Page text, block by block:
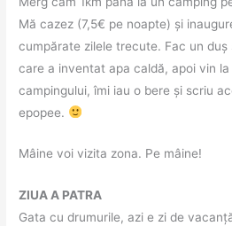
Mă cazez (7,5€ pe noapte) și
cumpărate zilele trecute. Fac un
care a inventat apa caldă, apoi vin
campingului, îmi iau o bere și scriu
epopee.
Mâine voi vizita zona. Pe mâine!
ZIUA A PATRA
Gata cu drumurile, azi e zi de